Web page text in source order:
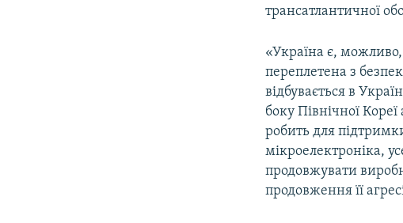
трансатлантичної
«Україна є,
переплетена з
відбувається в
боку Північної
робить для
мікроелектроніка,
продовжувати
продовження її